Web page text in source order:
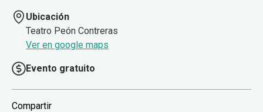
Ubicación
Teatro Peón Contreras
Ver en google maps
Evento gratuito
Compartir